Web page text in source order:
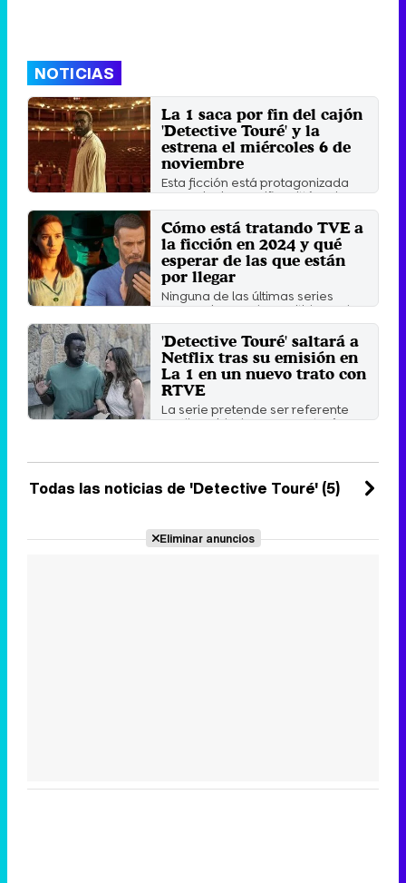
NOTICIAS
La 1 saca por fin del cajón
'Detective Touré' y la
estrena el miércoles 6 de
noviembre
Esta ficción está protagonizada
por Malcolm Treviño-Sitté, quien
dará vida al ...
Sábado 2 Noviembre 2024 15:54
Cómo está tratando TVE a
la ficción en 2024 y qué
esperar de las que están
por llegar
Ninguna de las últimas series
semanales que ha emitido La 1 ha
mantenido su franja de ...
Miércoles 7 Agosto 2024 10:17
'Detective Touré' saltará a
Netflix tras su emisión en
La 1 en un nuevo trato con
RTVE
La serie pretende ser referente
en diversidad ya que contará por
Todas las noticias de 'Detective Touré' (5)
Eliminar anuncios